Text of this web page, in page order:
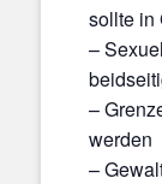
sollte in
–
–
werden
–